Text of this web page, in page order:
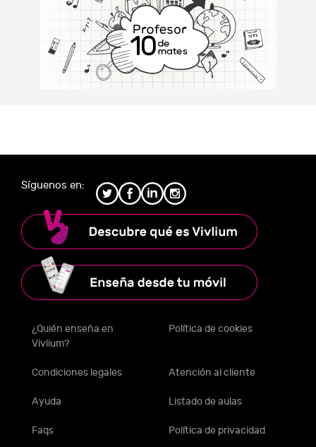
Síguenos en:
¿Quién enseña en
Vivlium?
Política de cookies
Condiciones legales Atención al cliente
Ayuda Listado de aulas
Faqs Política de privacidad